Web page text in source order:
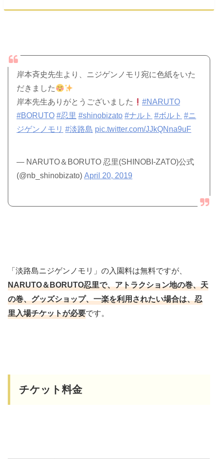
岸本斉史先生より、ニジゲンノモリ宛に色紙をいた
だきました
岸本先生ありがとうございました
#NARUTO
#BORUTO #忍里 #shinobizato #ナルト #ボルト #ニ
ジゲンノモリ #淡路島 pic.twitter.com/JJkQNna9uF
— NARUTO＆BORUTO 忍里(SHINOBI-ZATO)公式
(@nb_shinobizato)April 20, 2019
「淡路島ニジゲンノモリ」の入園料は無料ですが、
NARUTO＆BORUTO忍里で、アトラクション地の巻、天
の巻、グッズショップ、一楽を利用されたい場合は、忍
里入場チケットが必要です。
チケット料金